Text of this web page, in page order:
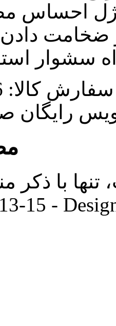
دادن
کالا: 02177828376
رایگان
با ذکر
15 -